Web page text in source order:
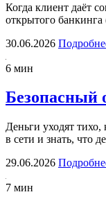
Когда клиент даёт
открытого
30.06.2026
6 мин
Безопасный
Деньги уходят
в сети и знать, что
29.06.2026
7 мин